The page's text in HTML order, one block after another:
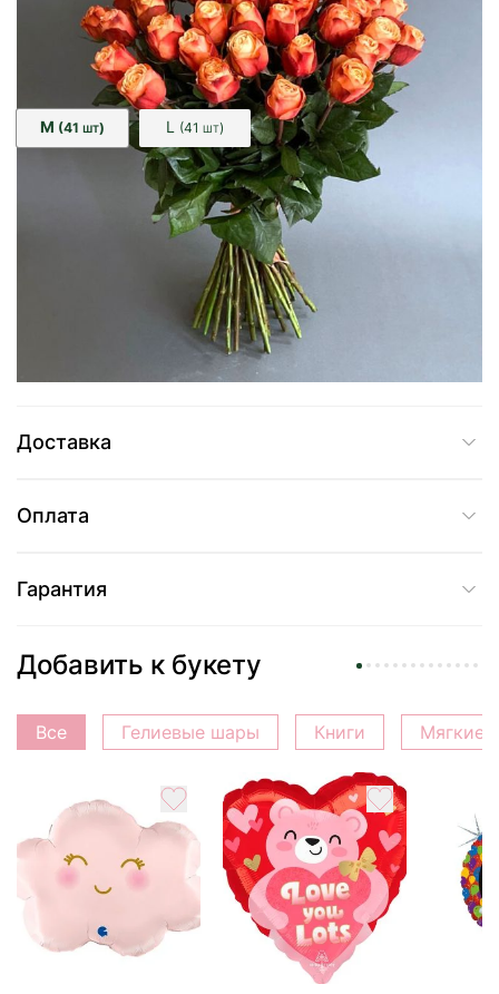
см 40см
M (41 ШТ) L (41 ШТ)
6 289 грн
Добавить в корзину
Купить в один клик
Доставка
Оплата
Гарантия
Добавить к букету
Все Гелиевые шары Книги Мягкие